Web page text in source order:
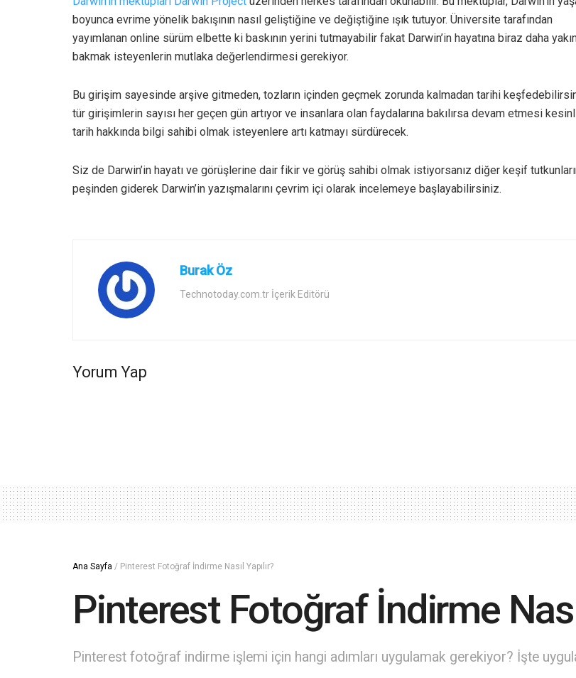
boyunca evrime yönelik bakışının nasıl geliştiğine ve değiştiğine ışık tutuyor. Üniversite tarafından
yayımlanan online sürüm elbette ki baskının yerini tutmayabilir fakat Darwin’in hayatına biraz daha
bakmak isteyenlerin mutlaka değerlendirmesi gerekiyor.
Bu girişim sayesinde arşive gitmeden, tozların içinden geçmek zorunda kalmadan tarihi
tür girişimlerin sayısı her geçen gün artıyor ve insanlara olan faydalarına bakılırsa devam etmesi
tarih hakkında bilgi sahibi olmak isteyenlere artı katmayı sürdürecek.
Siz de Darwin’in hayatı ve görüşlerine dair fikir ve görüş sahibi olmak istiyorsanız diğer keşif
peşinden giderek Darwin’in yazışmalarını çevrim içi olarak incelemeye başlayabilirsiniz.
Burak Öz
Technotoday.com.tr İçerik Editörü
Yorum Yap
Ana Sayfa / Pinterest Fotoğraf İndirme Nasıl Yapılır?
Pinterest Fotoğraf İndirme
Pinterest fotoğraf indirme işlemi için hangi adımları uygulamak gerekiyor? İşte